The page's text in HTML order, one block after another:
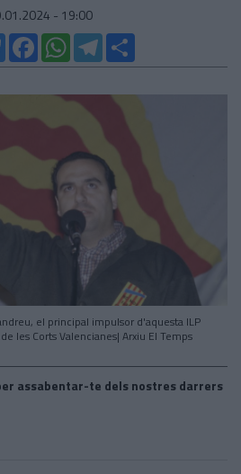
- 19:00
BlueskyFacebookWhatsAppTelegram
el principal impulsor d'aquesta ILP
les Corts Valencianes| Arxiu El Temps
assabentar-te dels nostres darrers